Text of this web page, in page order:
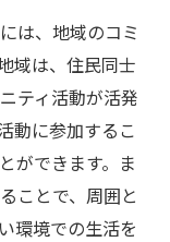
は、地域のコミ
域は、住民同士
ティ活動が活発
動に参加するこ
ができます。ま
ことで、周囲と
環境での生活を